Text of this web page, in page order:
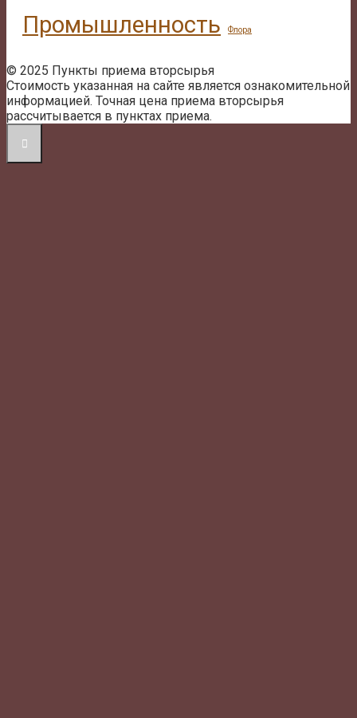
Промышленность Флора
© 2025 Пункты приема вторсырья
Стоимость указанная на сайте является ознакомительной
информацией. Точная цена приема вторсырья
рассчитывается в пунктах приема.